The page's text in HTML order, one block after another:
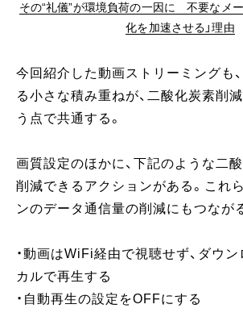
その“礼儀”が環境負荷の一因に 不要なメ
化を加速させる」理由
今回紹介した動画ストリーミングも
る小さな積み重ねが、二酸化炭素削
う点で共通する。
画質設定のほかに、下記のような二
削減できるアクションがある。これ
ンのデータ通信量の削減にもつながる
・動画はWiFi経由で視聴せず、ダウ
カルで再生する
・自動再生の設定をOFFにする